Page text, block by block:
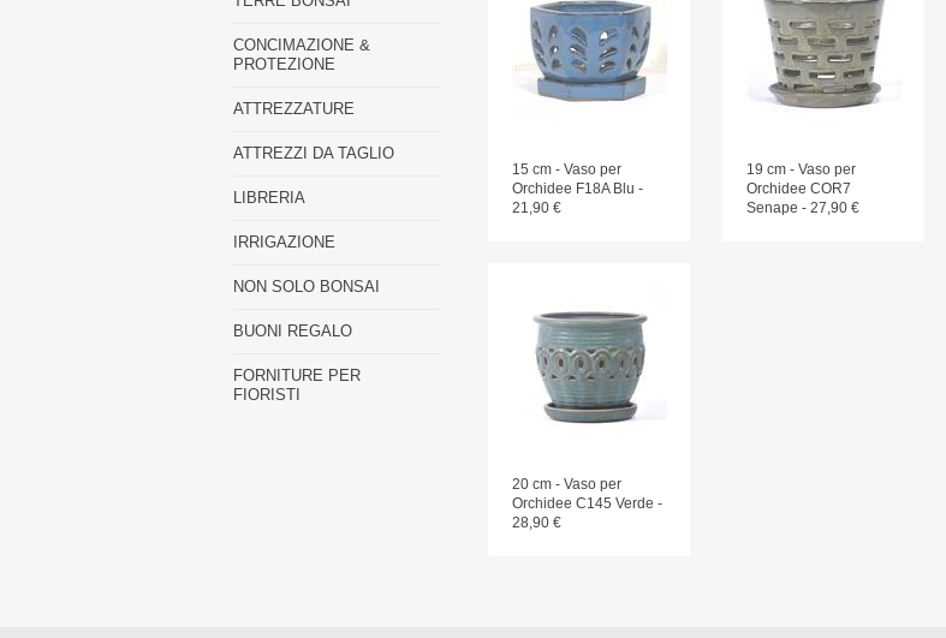
CONCIMAZIONE &
PROTEZIONE
ATTREZZATURE
ATTREZZI DA TAGLIO
LIBRERIA
IRRIGAZIONE
NON SOLO BONSAI
BUONI REGALO
FORNITURE PER
FIORISTI
15 cm - Vaso per
Orchidee F18A Blu -
21,90 €
19 cm - Vaso per
Orchidee COR7
Senape - 27,90 €
20 cm - Vaso per
Orchidee C145 Verde -
28,90 €